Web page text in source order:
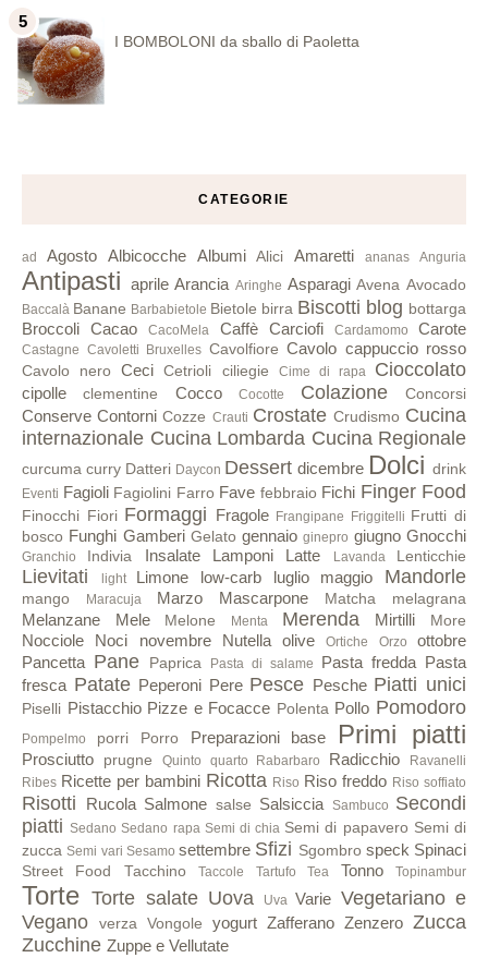
I BOMBOLONI da sballo di Paoletta
CATEGORIE
ad Agosto Albicocche Albumi Alici Amaretti ananas Anguria
Antipasti aprile Arancia Aringhe Asparagi Avena Avocado
Baccalà Banane Barbabietole Bietole birra Biscotti blog bottarga
Broccoli Cacao CacoMela Caffè Carciofi Cardamomo Carote
Castagne Cavoletti Bruxelles Cavolfiore Cavolo cappuccio rosso
Cavolo nero Ceci Cetrioli ciliegie Cime di rapa Cioccolato
cipolle clementine Cocco Cocotte Colazione Concorsi
Conserve Contorni Cozze Crauti Crostate Crudismo Cucina
internazionale Cucina Lombarda Cucina Regionale
curcuma curry Datteri Daycon Dessert dicembre Dolci drink
Eventi Fagioli Fagiolini Farro Fave febbraio Fichi Finger Food
Finocchi Fiori Formaggi Fragole Frangipane Friggitelli Frutti di
bosco Funghi Gamberi Gelato gennaio ginepro giugno Gnocchi
Granchio Indivia Insalate Lamponi Latte Lavanda Lenticchie
Lievitati light Limone low-carb luglio maggio Mandorle
mango Maracuja Marzo Mascarpone Matcha melagrana
Melanzane Mele Melone Menta Merenda Mirtilli More
Nocciole Noci novembre Nutella olive Ortiche Orzo
ottobre
Pancetta Pane Paprica Pasta di salame Pasta fredda Pasta
fresca Patate Peperoni Pere Pesce Pesche Piatti unici
Piselli Pistacchio Pizze e Focacce Polenta Pollo Pomodoro
Pompelmo porri Porro Preparazioni base Primi piatti
Prosciutto prugne Quinto quarto Rabarbaro Radicchio
Ravanelli
Ribes Ricette per bambini Ricotta Riso Riso freddo Riso soffiato
Risotti Rucola Salmone salse Salsiccia Sambuco Secondi
piatti Sedano Sedano rapa Semi di chia Semi di papavero Semi di
zucca Semi vari Sesamo settembre Sfizi Sgombro speck Spinaci
Street Food Tacchino Taccole Tartufo Tea Tonno Topinambur
Torte Torte salate Uova Uva Varie Vegetariano e
Vegano
verza Vongole yogurt Zafferano Zenzero Zucca
Zucchine Zuppe e Vellutate